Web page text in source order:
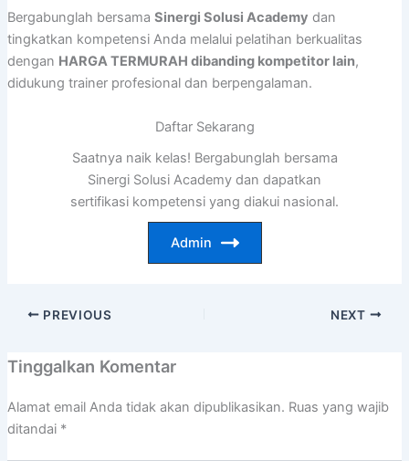
Bergabunglah bersama Sinergi Solusi Academy dan
tingkatkan kompetensi Anda melalui pelatihan berkualitas
dengan HARGA TERMURAH dibanding kompetitor lain,
didukung trainer profesional dan berpengalaman.
Daftar Sekarang
Saatnya naik kelas! Bergabunglah bersama
Sinergi Solusi Academy dan dapatkan
sertifikasi kompetensi yang diakui nasional.
Admin
PREVIOUS NEXT
Tinggalkan Komentar
Alamat email Anda tidak akan dipublikasikan. Ruas yang wajib
ditandai *